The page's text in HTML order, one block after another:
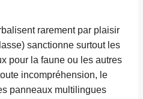
rarement par plaisir
sanctionne surtout les
pour la faune ou les autres
incompréhension, le
panneaux multilingues